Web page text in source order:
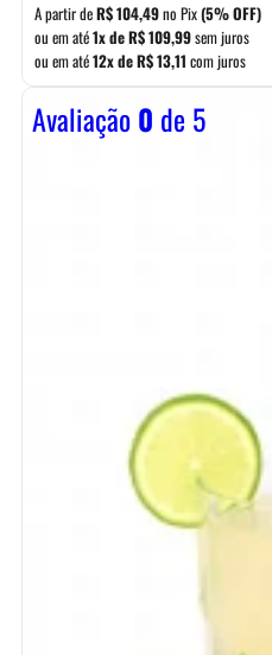
A partir deR$104,49no Pix(5% OFF)
ou em até1x deR$109,99sem juros
ou em até12x deR$13,11 com juros
Avaliação0 de 5